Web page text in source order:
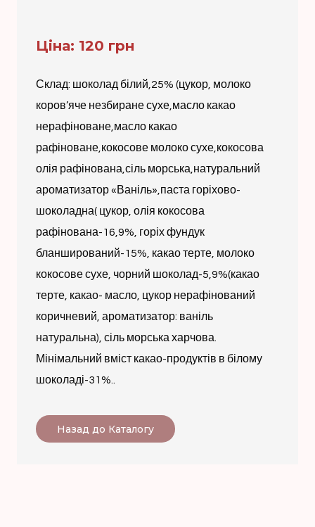
Ціна: 120 грн
Склад: шоколад білий,25% (цукор, молоко
коров’яче незбиране сухе,масло какао
нерафіноване,масло какао
рафіноване,кокосове молоко сухе,кокосова
олія рафінована,сіль морська,натуральний
ароматизатор «Ваніль»,паста горіхово-
шоколадна( цукор, олія кокосова
рафінована-16,9%, горіх фундук
бланширований-15%, какао терте, молоко
кокосове сухе, чорний шоколад-5,9%(какао
терте, какао- масло, цукор нерафінований
коричневий, ароматизатор: ваніль
натуральна), сіль морська харчова.
Мінімальний вміст какао-продуктів в білому
шоколаді-31%..
Назад до Каталогу